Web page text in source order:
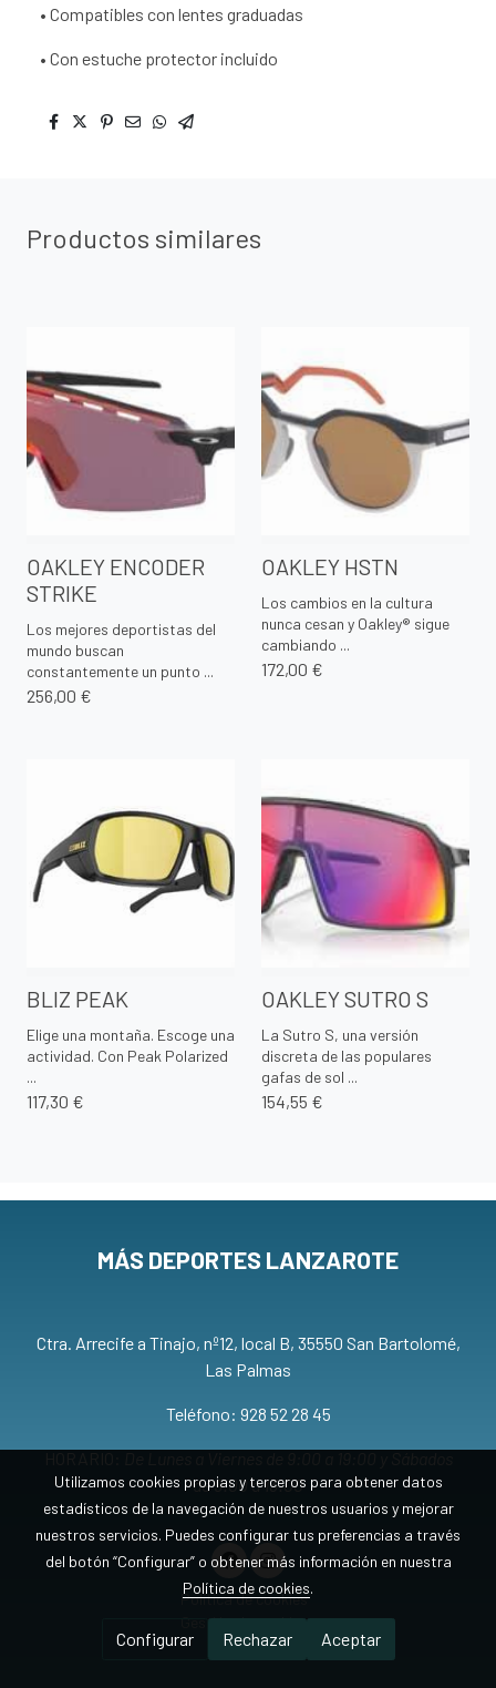
• Compatibles con lentes graduadas
• Con estuche protector incluido
Productos similares
OAKLEY ENCODER
STRIKE
Los mejores deportistas del
mundo buscan
constantemente un punto ...
256,00 €
OAKLEY HSTN
Los cambios en la cultura
nunca cesan y Oakley® sigue
cambiando ...
172,00 €
BLIZ PEAK
Elige una montaña. Escoge una
actividad. Con Peak Polarized
...
117,30 €
OAKLEY SUTRO S
La Sutro S, una versión
discreta de las populares
gafas de sol ...
154,55 €
MÁS DEPORTES LANZAROTE
Ctra. Arrecife a Tinajo, nº12, local B, 35550 San Bartolomé,
Las Palmas
Teléfono: 928 52 28 45
de 9:00 a 13:00
Política de cookies
Gestión de cookies
Utilizamos cookies propias y terceros para obtener datos
estadísticos de la navegación de nuestros usuarios y mejorar
nuestros servicios. Puedes configurar tus preferencias a través
del botón “Configurar” o obtener más información en nuestra
Política de cookies.
Configurar Rechazar Aceptar